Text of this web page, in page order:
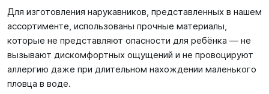
Для изготовления нарукавников, представленных в нашем
ассортименте, использованы прочные материалы,
которые не представляют опасности для ребёнка — не
вызывают дискомфортных ощущений и не провоцируют
аллергию даже при длительном нахождении маленького
пловца в воде.